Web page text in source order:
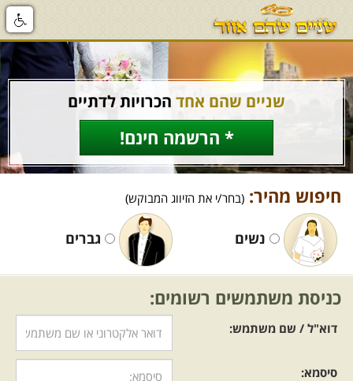
שניים שהם אחד הכרויות לדתיים
* הרשמה חינם!
חיפוש מהיר: (בחר/י את הזיווג המבוקש)
נשים גברים
כניסת משתמשים רשומים:
דוא"ל / שם משתמש:
סיסמא: